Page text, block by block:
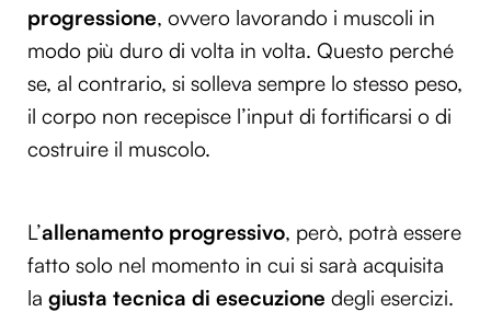
progressione, ovvero lavorando i muscoli in
modo più duro di volta in volta. Questo perché
se, al contrario, si solleva sempre lo stesso peso,
il corpo non recepisce l’input di fortificarsi o di
costruire il muscolo.
L’allenamento progressivo, però, potrà essere
fatto solo nel momento in cui si sarà acquisita
la giusta tecnica di esecuzione degli esercizi.